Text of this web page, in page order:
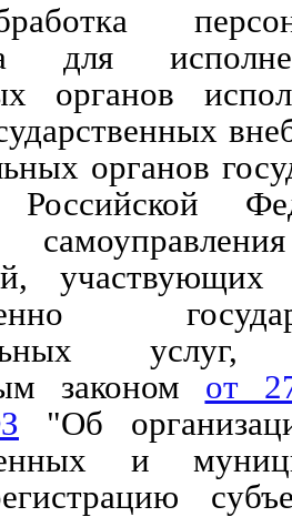
для
органов
органов
Российской
участвующих
услуг,
законом от
"Об
и